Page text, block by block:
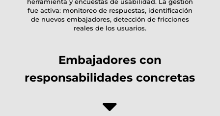
fue activa: monitoreo de respuestas, identificación
de nuevos embajadores, detección de fricciones
reales de los usuarios.
Embajadores con
responsabilidades concretas